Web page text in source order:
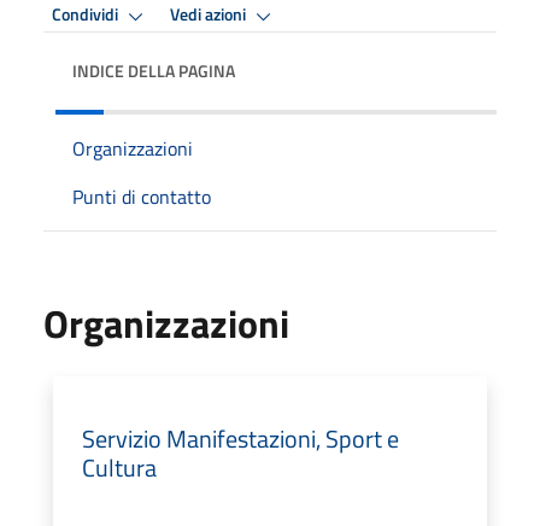
Condividi Vedi azioni
INDICE DELLA PAGINA
Organizzazioni
Punti di contatto
Organizzazioni
Servizio Manifestazioni, Sport e
Cultura